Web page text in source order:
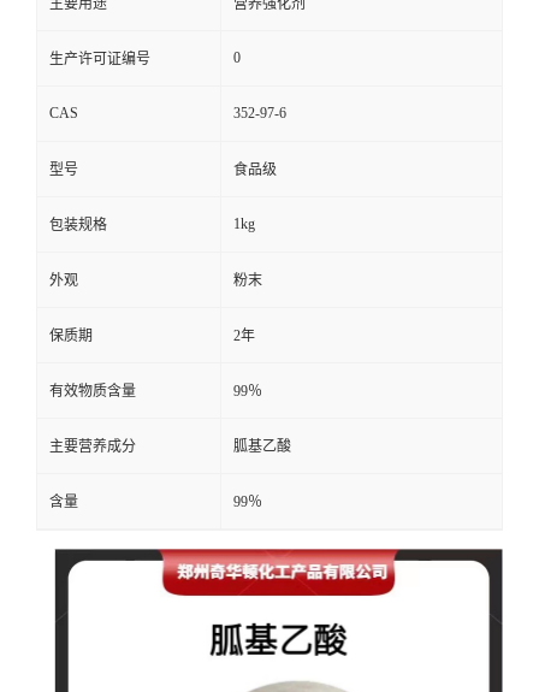
主要用途 营养强化剂
生产许可证编号 0
CAS 352-97-6
型号 食品级
包装规格 1kg
外观 粉末
保质期 2年
有效物质含量 99％
主要营养成分 胍基乙酸
含量 99％